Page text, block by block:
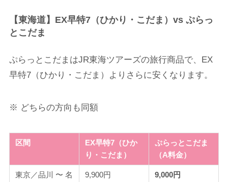
【東海道】EX早特7（ひかり・こだま）vs ぷらっ
とこだま
ぷらっとこだまはJR東海ツアーズの旅行商品で、EX
早特7（ひかり・こだま）よりさらに安くなります。
※ どちらの方向も同額
区間
EX早特7（ひか
り・こだま）
ぷらっとこだま
（A料金）
東京／品川 〜 名
9,900円 9,000円